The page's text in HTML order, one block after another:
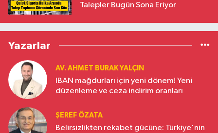
Talepler Bugün Sona Eriyor
Yazarlar
AV. AHMET BURAK YALÇIN
IBAN mağdurları için yeni dönem! Yeni
düzenleme ve ceza indirim oranları
ŞEREF ÖZATA
Belirsizlikten rekabet gücüne: Türkiye'nin